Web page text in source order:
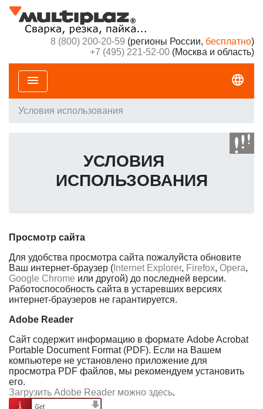
8 (800) 200-20-59 (регионы России, бесплатно)
+7 (495) 221-52-00 (Москва и область)
menu language
Условия использования
УСЛОВИЯ
ИСПОЛЬЗОВАНИЯ
Просмотр сайта
Для удобства просмотра сайта пожалуйста обновите
Ваш интернет-браузер ( Internet Explorer, Firefox, Opera,
Google Chrome или другой) до последней версии.
Работоспособность сайта в устаревших версиях
интернет-браузеров не гарантируется.
Adobe Reader
Сайт содержит информацию в формате Adobe Acrobat
Portable Document Format (PDF). Если на Вашем
компьютере не установлено приложение для
просмотра PDF файлов, мы рекомендуем установить
его.
Загрузить Adobe Reader можно здесь.